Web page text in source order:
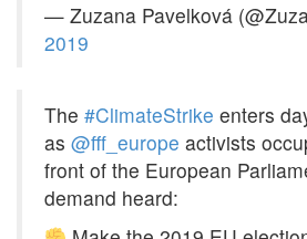
— Zuzana Pavelková
2019
The #ClimateStrike enters
as @fff_europe activists
front of the European
demand heard: